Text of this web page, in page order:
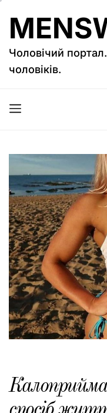
до
вмісту
Чоловічий
чоловіків.